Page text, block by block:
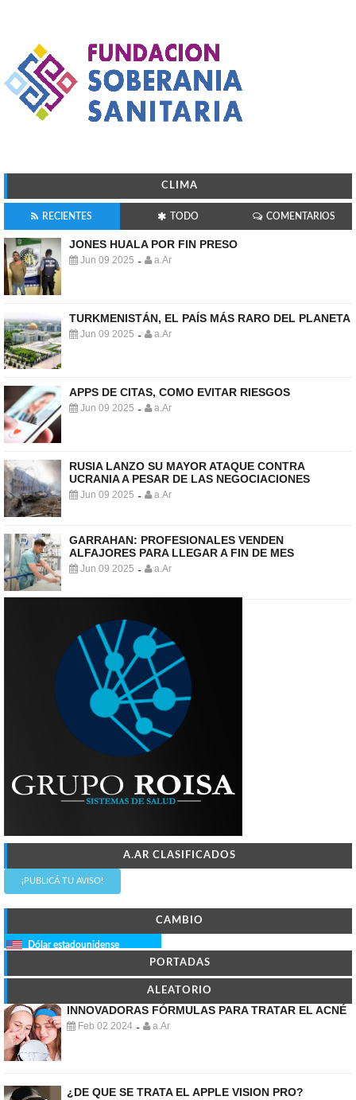
CLIMA
RECIENTES TODO COMENTARIOS
JONES HUALA POR FIN PRESO
Jun 09 2025 - a.Ar
TURKMENISTÁN, EL PAÍS MÁS RARO DEL PLANETA
Jun 09 2025 - a.Ar
APPS DE CITAS, COMO EVITAR RIESGOS
Jun 09 2025 - a.Ar
RUSIA LANZO SU MAYOR ATAQUE CONTRA
UCRANIA A PESAR DE LAS NEGOCIACIONES
Jun 09 2025 - a.Ar
GARRAHAN: PROFESIONALES VENDEN
ALFAJORES PARA LLEGAR A FIN DE MES
Jun 09 2025 - a.Ar
A.AR CLASIFICADOS
¡PUBLICÁ TU AVISO!
CAMBIO
Dólar estadounidense
PORTADAS
ALEATORIO
INNOVADORAS FÓRMULAS PARA TRATAR EL ACNÉ
Feb 02 2024 - a.Ar
¿DE QUE SE TRATA EL APPLE VISION PRO?